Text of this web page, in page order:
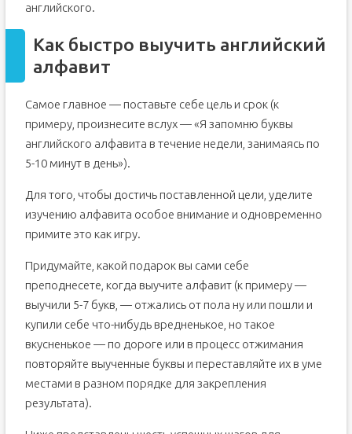
английского.
Как быстро выучить английский
алфавит
Самое главное — поставьте себе цель и срок (к
примеру, произнесите вслух — «Я запомню буквы
английского алфавита в течение недели, занимаясь по
5-10 минут в день»).
Для того, чтобы достичь поставленной цели, уделите
изучению алфавита особое внимание и одновременно
примите это как игру.
Придумайте, какой подарок вы сами себе
преподнесете, когда выучите алфавит (к примеру —
выучили 5-7 букв, — отжались от пола ну или пошли и
купили себе что-нибудь вредненькое, но такое
вкусненькое — по дороге или в процесс отжимания
повторяйте выученные буквы и переставляйте их в уме
местами в разном порядке для закрепления
результата).